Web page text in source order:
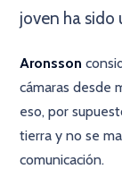
joven ha sido
Aronsson
cámaras desde
eso, por
tierra y no se
comunicación.